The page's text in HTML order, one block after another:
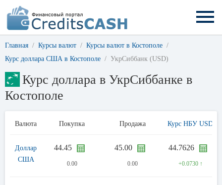
Главная Курсы валют
Курсы валют в Костополе
Курс доллара США в Костополе
УкрСиббанк (USD)
Курс доллара в УкрСиббанке в
Костополе
Валюта Покупка Продажа Курс НБУ USD
Доллар
США
44.45
0.00
45.00
0.00
44.7626
+0.0730 ↑